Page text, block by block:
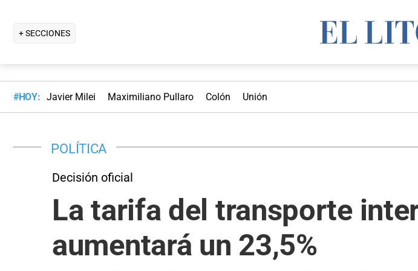
+ SECCIONES
#HOY: Javier Milei Maximiliano Pullaro Colón Unión
POLÍTICA
Decisión oficial
La tarifa del transporte
aumentará un 23,5%